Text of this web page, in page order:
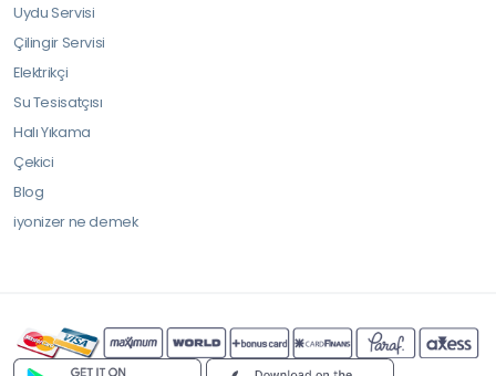
Uydu Servisi
Çilingir Servisi
Elektrikçi
Su Tesisatçısı
Halı Yıkama
Çekici
Blog
iyonizer ne demek